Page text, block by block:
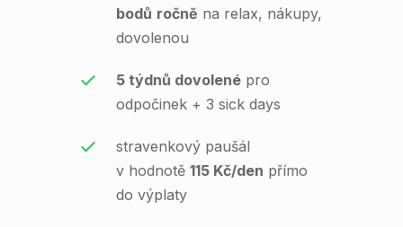
bodů ročně na relax, nákupy,
dovolenou
5 týdnů dovolené pro
odpočinek + 3 sick days
stravenkový paušál
v hodnotě 115 Kč/den přímo
do výplaty